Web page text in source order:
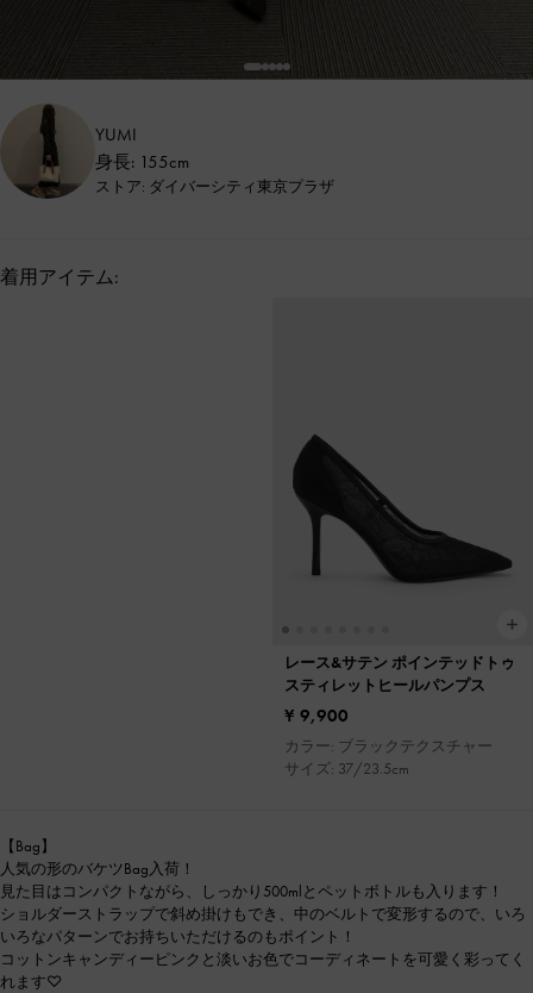
YUMI
身長: 155cm
ストア: ダイバーシティ東京プラザ
着用アイテム:
レース&サテン ポインテッドトゥ
スティレットヒールパンプス
¥ 9,900
カラー: ブラックテクスチャー
サイズ: 37/23.5cm
【Bag】
人気の形のバケツBag入荷！
見た目はコンパクトながら、しっかり500mlとペットボトルも入ります！
ショルダーストラップで斜め掛けもでき、中のベルトで変形するので、いろ
いろなパターンでお持ちいただけるのもポイント！
コットンキャンディーピンクと淡いお色でコーディネートを可愛く彩ってく
れます♡